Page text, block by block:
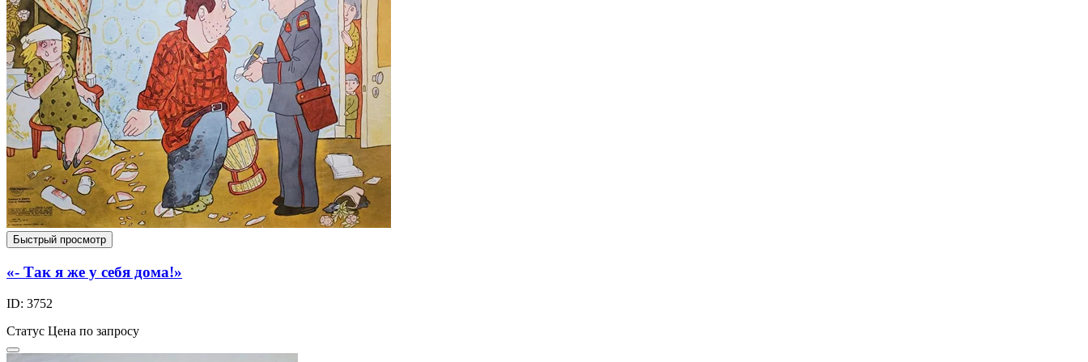
Быстрый просмотр
«- Так я же у себя дома!»
ID: 3752
Статус Цена по запросу